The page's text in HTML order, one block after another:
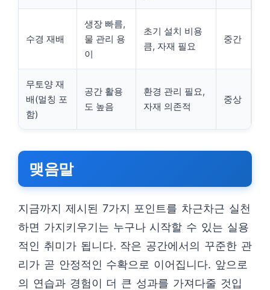
수경 재배
생장 빠름,
물 관리 용
이
초기 설치 비용
큼, 자재 필요
중간
무토양 재
배(멀칭 포
함)
공간 활용
도 높음
환경 관리 필요,
자재 의존적
중상
맺음말
지금까지 제시된 7가지 포인트를 차근차근 실천
하면 가지키우기는 누구나 시작할 수 있는 실용
적인 취미가 됩니다. 작은 공간에서의 꾸준한 관
리가 곧 안정적인 수확으로 이어집니다. 앞으로
의 연습과 경험이 더 큰 성과를 가져다줄 것입